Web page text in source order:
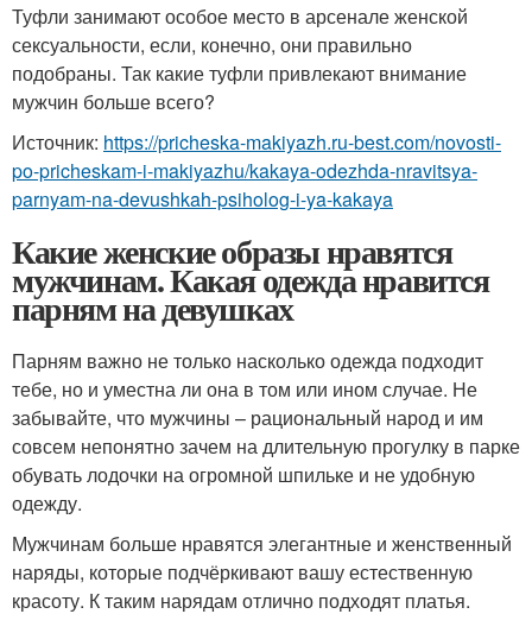
Туфли занимают особое место в арсенале женской
сексуальности, если, конечно, они правильно
подобраны. Так какие туфли привлекают внимание
мужчин больше всего?
Источник: https://pricheska-makiyazh.ru-best.com/novosti-
po-pricheskam-i-makiyazhu/kakaya-odezhda-nravitsya-
parnyam-na-devushkah-psiholog-i-ya-kakaya
Какие женские образы нравятся
мужчинам. Какая одежда нравится
парням на девушках
Парням важно не только насколько одежда подходит
тебе, но и уместна ли она в том или ином случае. Не
забывайте, что мужчины – рациональный народ и им
совсем непонятно зачем на длительную прогулку в парке
обувать лодочки на огромной шпильке и не удобную
одежду.
Мужчинам больше нравятся элегантные и женственный
наряды, которые подчёркивают вашу естественную
красоту. К таким нарядам отлично подходят платья.